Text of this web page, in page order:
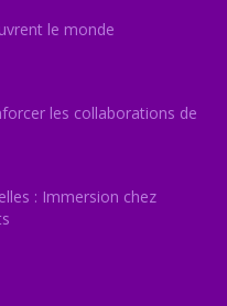
le monde
les collaborations de
: Immersion chez